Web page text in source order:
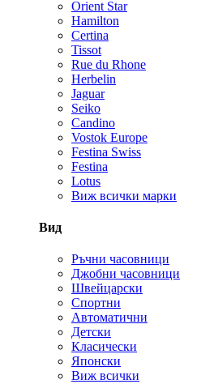
Orient Star
Hamilton
Certina
Tissot
Rue du Rhone
Herbelin
Jaguar
Seiko
Candino
Vostok Europe
Festina Swiss
Festina
Lotus
Виж всички марки
Вид
Ръчни часовници
Джобни часовници
Швейцарски
Спортни
Автоматични
Детски
Класически
Японски
Виж всички